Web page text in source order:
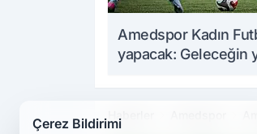
Amedspor Kadın
yapacak: Geleceğin
Haberler
Çerez Bildirimi